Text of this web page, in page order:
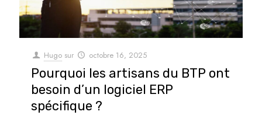
Hugo sur octobre 16, 2025
Pourquoi les artisans du BTP ont
besoin d’un logiciel ERP
spécifique ?